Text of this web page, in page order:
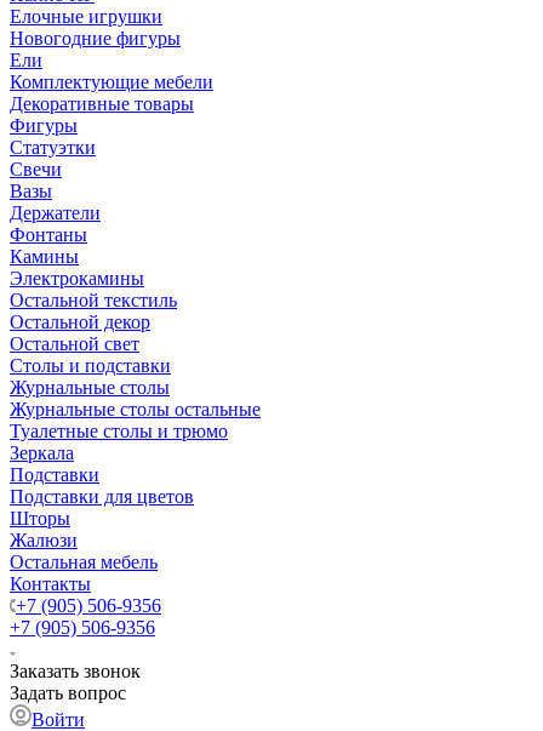
Елочные игрушки
Новогодние фигуры
Ели
Комплектующие мебели
Декоративные товары
Фигуры
Статуэтки
Свечи
Вазы
Держатели
Фонтаны
Камины
Электрокамины
Остальной текстиль
Остальной декор
Остальной свет
Столы и подставки
Журнальные столы
Журнальные столы остальные
Туалетные столы и трюмо
Зеркала
Подставки
Подставки для цветов
Шторы
Жалюзи
Остальная мебель
Контакты
+7 (905) 506-9356
+7 (905) 506-9356
Заказать звонок
Задать вопрос
Войти